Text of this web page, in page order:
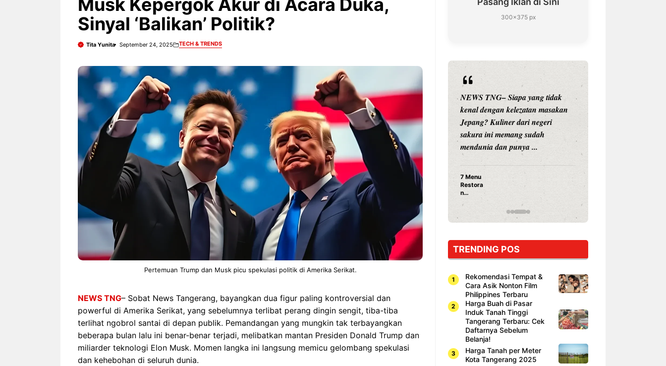
Sinyal ‘Balikan’ Politik?
Tita Yunita September 24, 2025 TECH & TRENDS
Pertemuan Trump dan Musk picu spekulasi politik di Amerika Serikat.
NEWS TNG– Sobat News Tangerang, bayangkan dua figur paling kontroversial dan
powerful di Amerika Serikat, yang sebelumnya terlibat perang dingin sengit, tiba-tiba
terlihat ngobrol santai di depan publik. Pemandangan yang mungkin tak terbayangkan
beberapa bulan lalu ini benar-benar terjadi, melibatkan mantan Presiden Donald Trump dan
miliarder teknologi Elon Musk. Momen langka ini langsung memicu gelombang spekulasi
dan kehebohan di seluruh dunia.
300×375 px
NEWS TNG– Siapa sangka, dua
nama besar di dunia hiburan,
Nunung Srimulat dan Vicky
Prasetyo, kini merambah dunia
Nunung Srimulat & Vicky
Prasetyo Buka Restoran
Ayam Panggang! Cuma Rp
15 Ribu, Resep Rahasia
Mami Bikin Nagih!
NEWS TNG– Bandung –
Menyambut pergantian tahun
2026, restoran all you can eat
Kakkoii All You Can Eat Bandung
menghadirkan ...
Sambut 2026, Kakkoii
Bandung Hadirkan Pesta All
You Can Eat Mulai Rp
145.000
NEWS TNG– Pernah gak sih
kamu mulai ngerjain sesuatu cuma
buat iseng-iseng, eh ternyata malah
jadi peluang bisnis yang
menguntungkan? ...
Dari Iseng Jadi Cuan: Kisah
TUM_ATUL yang Ubah
Hampers Jadi Bisnis Kece
NEWS TNG– Siapa yang tidak
kenal dengan kelezatan masakan
Jepang? Kuliner dari negeri
sakura ini memang sudah
mendunia dan punya ...
7 Menu
Restora
n
yang
Dicoba,
Cuma
Sushi!
TRENDING POS
Rekomendasi Tempat &
Cara Asik Nonton Film
Philippines Terbaru
Harga Buah di Pasar
Induk Tanah Tinggi
Tangerang Terbaru: Cek
Daftarnya Sebelum
Belanja!
Harga Tanah per Meter
Kota Tangerang 2025